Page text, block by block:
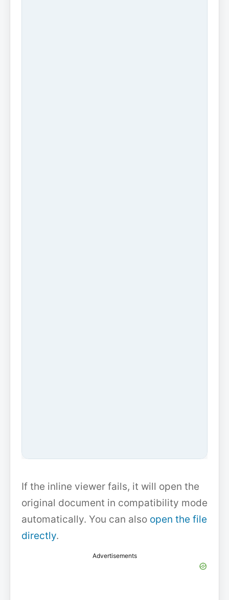
If the inline viewer fails, it will open the
original document in compatibility mode
automatically. You can also open the file
directly.
Advertisements